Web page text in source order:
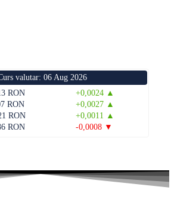
valutar: 06 Aug 2026
RON
+0,0024 ▲
RON
+0,0027 ▲
RON
+0,0011 ▲
RON -0,0008 ▼